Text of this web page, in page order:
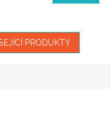
PRODUKTY